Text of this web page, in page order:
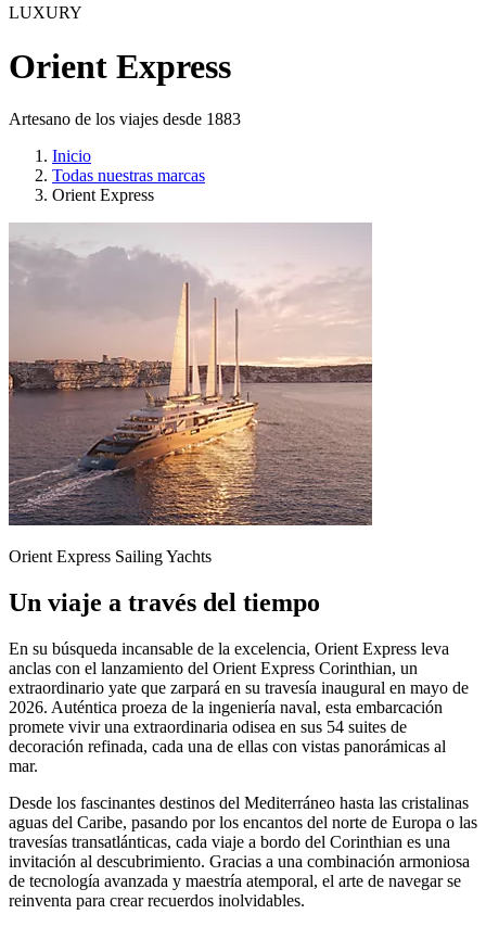
LUXURY
Orient Express
Artesano de los viajes desde 1883
Inicio
Todas nuestras marcas
Orient Express
Orient Express Sailing Yachts
Un viaje a través del tiempo
En su búsqueda incansable de la excelencia, Orient Express leva
anclas con el lanzamiento del Orient Express Corinthian, un
extraordinario yate que zarpará en su travesía inaugural en mayo de
2026. Auténtica proeza de la ingeniería naval, esta embarcación
promete vivir una extraordinaria odisea en sus 54 suites de
decoración refinada, cada una de ellas con vistas panorámicas al
mar.
Desde los fascinantes destinos del Mediterráneo hasta las cristalinas
aguas del Caribe, pasando por los encantos del norte de Europa o las
travesías transatlánticas, cada viaje a bordo del Corinthian es una
invitación al descubrimiento. Gracias a una combinación armoniosa
de tecnología avanzada y maestría atemporal, el arte de navegar se
reinventa para crear recuerdos inolvidables.